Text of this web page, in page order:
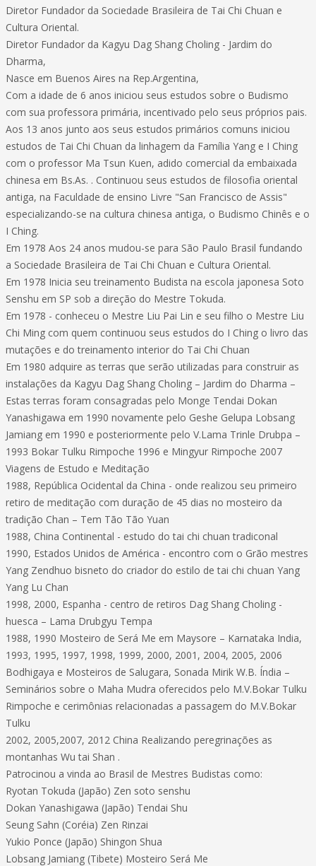
Diretor Fundador da Sociedade Brasileira de Tai Chi Chuan e
Cultura Oriental.
Diretor Fundador da Kagyu Dag Shang Choling - Jardim do
Dharma,
Nasce em Buenos Aires na Rep.Argentina,
Com a idade de 6 anos iniciou seus estudos sobre o Budismo
com sua professora primária, incentivado pelo seus próprios pais.
Aos 13 anos junto aos seus estudos primários comuns iniciou
estudos de Tai Chi Chuan da linhagem da Família Yang e I Ching
com o professor Ma Tsun Kuen, adido comercial da embaixada
chinesa em Bs.As. . Continuou seus estudos de filosofia oriental
antiga, na Faculdade de ensino Livre "San Francisco de Assis"
especializando-se na cultura chinesa antiga, o Budismo Chinês e o
I Ching.
Em 1978 Aos 24 anos mudou-se para São Paulo Brasil fundando
a Sociedade Brasileira de Tai Chi Chuan e Cultura Oriental.
Em 1978 Inicia seu treinamento Budista na escola japonesa Soto
Senshu em SP sob a direção do Mestre Tokuda.
Em 1978 - conheceu o Mestre Liu Pai Lin e seu filho o Mestre Liu
Chi Ming com quem continuou seus estudos do I Ching o livro das
mutações e do treinamento interior do Tai Chi Chuan
Em 1980 adquire as terras que serão utilizadas para construir as
instalações da Kagyu Dag Shang Choling – Jardim do Dharma –
Estas terras foram consagradas pelo Monge Tendai Dokan
Yanashigawa em 1990 novamente pelo Geshe Gelupa Lobsang
Jamiang em 1990 e posteriormente pelo V.Lama Trinle Drubpa –
1993 Bokar Tulku Rimpoche 1996 e Mingyur Rimpoche 2007
Viagens de Estudo e Meditação
1988, República Ocidental da China - onde realizou seu primeiro
retiro de meditação com duração de 45 dias no mosteiro da
tradição Chan – Tem Tão Tão Yuan
1988, China Continental - estudo do tai chi chuan tradiconal
1990, Estados Unidos de América - encontro com o Grão mestres
Yang Zendhuo bisneto do criador do estilo de tai chi chuan Yang
Yang Lu Chan
1998, 2000, Espanha - centro de retiros Dag Shang Choling -
huesca – Lama Drubgyu Tempa
1988, 1990 Mosteiro de Será Me em Maysore – Karnataka India,
1993, 1995, 1997, 1998, 1999, 2000, 2001, 2004, 2005, 2006
Bodhigaya e Mosteiros de Salugara, Sonada Mirik W.B. Índia –
Seminários sobre o Maha Mudra oferecidos pelo M.V.Bokar Tulku
Rimpoche e cerimônias relacionadas a passagem do M.V.Bokar
Tulku
2002, 2005,2007, 2012 China Realizando peregrinações as
montanhas Wu tai Shan .
Patrocinou a vinda ao Brasil de Mestres Budistas como:
Ryotan Tokuda (Japão) Zen soto senshu
Dokan Yanashigawa (Japão) Tendai Shu
Seung Sahn (Coréia) Zen Rinzai
Yukio Ponce (Japão) Shingon Shua
Lobsang Jamiang (Tibete) Mosteiro Será Me